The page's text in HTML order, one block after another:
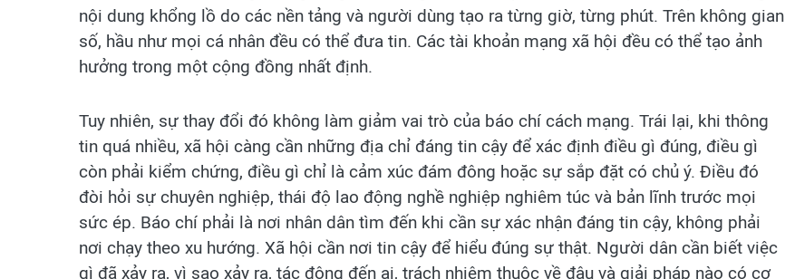
nội dung khổng lồ do các nền tảng và người dùng tạo ra từng giờ, từng phút. Trên không gian
số, hầu như mọi cá nhân đều có thể đưa tin. Các tài khoản mạng xã hội đều có thể tạo ảnh
hưởng trong một cộng đồng nhất định.
Tuy nhiên, sự thay đổi đó không làm giảm vai trò của báo chí cách mạng. Trái lại, khi thông
tin quá nhiều, xã hội càng cần những địa chỉ đáng tin cậy để xác định điều gì đúng, điều gì
còn phải kiểm chứng, điều gì chỉ là cảm xúc đám đông hoặc sự sắp đặt có chủ ý. Điều đó
đòi hỏi sự chuyên nghiệp, thái độ lao động nghề nghiệp nghiêm túc và bản lĩnh trước mọi
sức ép. Báo chí phải là nơi nhân dân tìm đến khi cần sự xác nhận đáng tin cậy, không phải
nơi chạy theo xu hướng. Xã hội cần nơi tin cậy để hiểu đúng sự thật. Người dân cần biết việc
gì đã xảy ra, vì sao xảy ra, tác động đến ai, trách nhiệm thuộc về đâu và giải pháp nào có cơ